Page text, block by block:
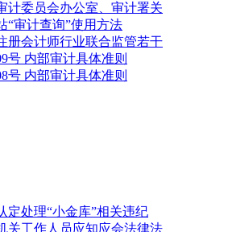
计委员会办公室、审计署关
“审计查询”使用方法
册会计师行业联合监管若干
号 内部审计具体准则
号 内部审计具体准则
定处理“小金库”相关违纪
关工作人员应知应会法律法